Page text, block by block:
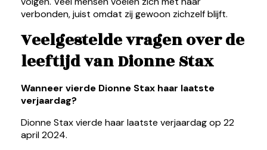
verbonden, juist omdat zij gewoon zichzelf blijft.
Veelgestelde vragen over de
leeftijd van Dionne Stax
Wanneer vierde Dionne Stax haar laatste
verjaardag?
Dionne Stax vierde haar laatste verjaardag op 22
april 2024.